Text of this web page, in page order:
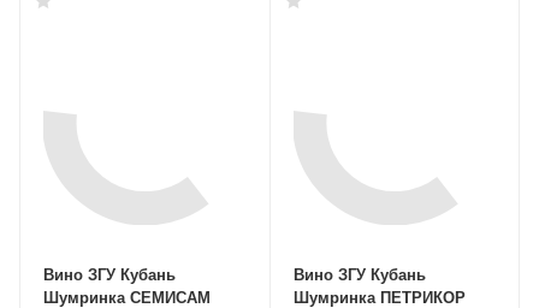
Вино ЗГУ Кубань
Шумринка СЕМИСАМ
Вино ЗГУ Кубань
Шумринка ПЕТРИКОР